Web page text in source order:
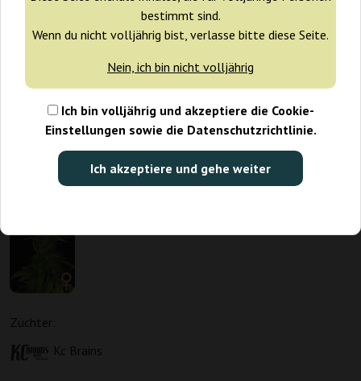
bestimmt sind.
Wenn du nicht volljährig bist, verlasse bitte diese Seite.
Nein, ich bin nicht volljährig
Ich bin volljährig und akzeptiere die Cookie-
Einstellungen sowie die Datenschutzrichtlinie.
Ich akzeptiere und gehe weiter
Züchter:
Kc Brains